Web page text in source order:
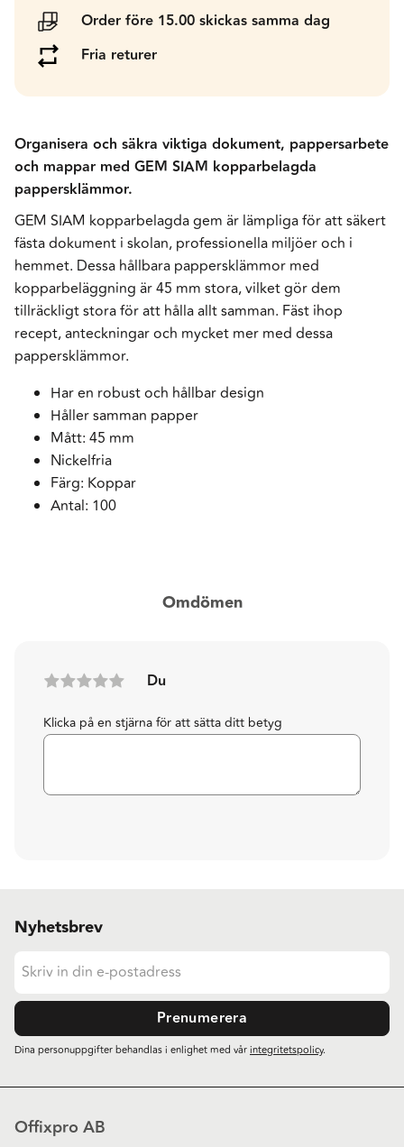
Order före 15.00 skickas samma dag
Fria returer
Organisera och säkra viktiga dokument, pappersarbete
och mappar med GEM SIAM kopparbelagda
pappersklämmor.
GEM SIAM kopparbelagda gem är lämpliga för att säkert
fästa dokument i skolan, professionella miljöer och i
hemmet. Dessa hållbara pappersklämmor med
kopparbeläggning är 45 mm stora, vilket gör dem
tillräckligt stora för att hålla allt samman. Fäst ihop
recept, anteckningar och mycket mer med dessa
pappersklämmor.
Har en robust och hållbar design
Håller samman papper
Mått: 45 mm
Nickelfria
Färg: Koppar
Antal: 100
Omdömen
Du
Klicka på en stjärna för att sätta ditt betyg
Nyhetsbrev
Prenumerera
Dina personuppgifter behandlas i enlighet med vårintegritetspolicy.
Offixpro AB